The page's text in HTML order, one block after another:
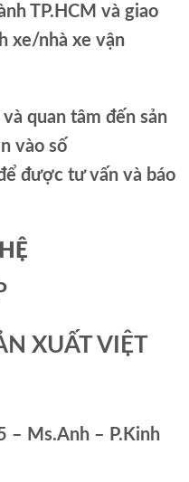
TP.HCM và giao
xe/nhà xe vận
quan tâm đến sản
vào số
được tư vấn và báo
XUẤT VIỆT
– Ms.Anh – P.Kinh